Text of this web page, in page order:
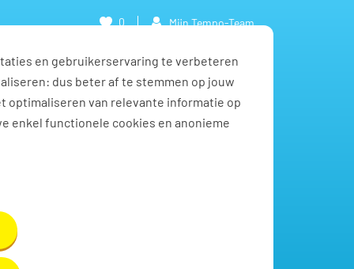
en gebruikerservaring te verbeteren
dus beter af te stemmen op jouw
optimaliseren van relevante informatie op
enkel functionele cookies en anonieme
0 Mijn Tempo-Team